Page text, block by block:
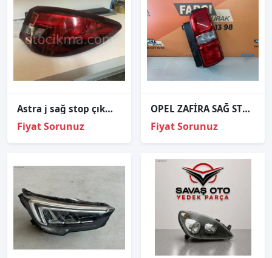
Astra j sağ stop çıkma ORJİNAL
Fiyat Sorunuz
OPEL ZAFİRA SAĞ STOP SIFIR İTHAL 18-25
Fiyat Sorunuz